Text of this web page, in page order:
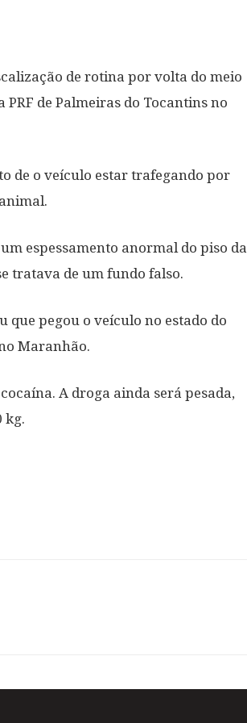
de rotina por volta do meio
de Palmeiras do Tocantins no
de o veículo estar trafegando por
espessamento anormal do piso da
tratava de um fundo falso.
que pegou o veículo no estado do
Maranhão.
A droga ainda será pesada,
kg.